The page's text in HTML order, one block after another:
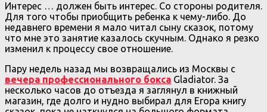
Интерес … должен быть интерес. Со стороны родителя.
Для того чтобы приобщить ребенка к чему-либо. До
недавнего времени я мало читал сыну сказок, потому
что мне это занятие казалось скучным. Однако я резко
изменил к процессу свое отношение.
Пару недель назад мы возвращались из Москвы с
вечера профессионального бокса Gladiator. За
несколько часов до отъезда я заглянул в книжный
магазин, где долго и нудно выбирал для Егора книгу